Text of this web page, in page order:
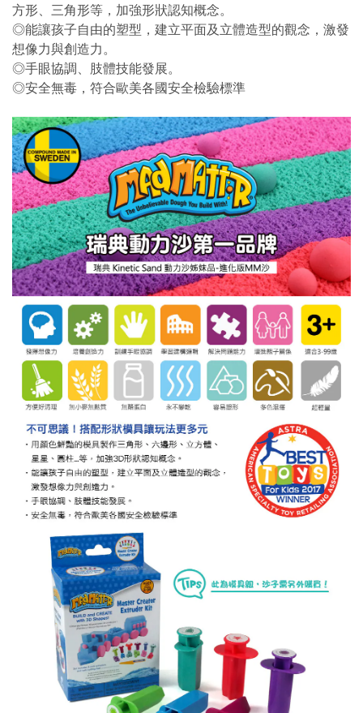
方形、三角形等，加強形狀認知概念。
◎能讓孩子自由的塑型，建立平面及立體造型的觀念，激發
想像力與創造力。
◎手眼協調、肢體技能發展。
◎安全無毒，符合歐美各國安全檢驗標準